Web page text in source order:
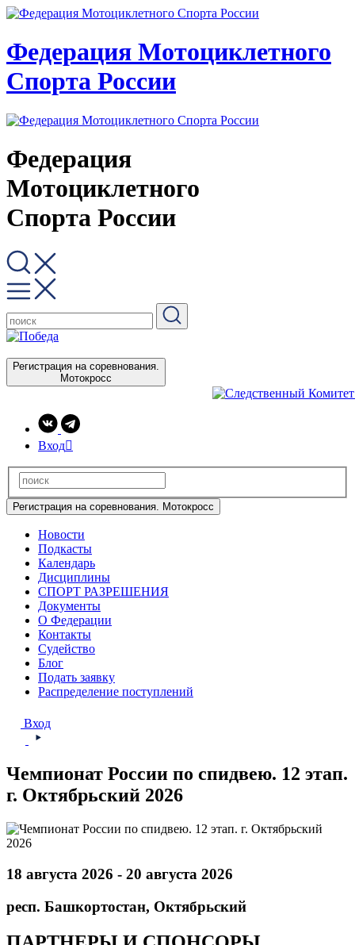
Федерация Мотоциклетного
Спорта России
Федерация
Мотоциклетного
Спорта России
Регистрация на соревнования.
Мотокросс
Вход
Регистрация на соревнования. Мотокросс
Новости
Подкасты
Календарь
Дисциплины
СПОРТ РАЗРЕШЕНИЯ
Документы
О Федерации
Контакты
Судейство
Блог
Подать заявку
Распределение поступлений
Вход
Чемпионат России по спидвею. 12 этап.
г. Октябрьский 2026
18 августа 2026 - 20 августа 2026
респ. Башкортостан, Октябрьский